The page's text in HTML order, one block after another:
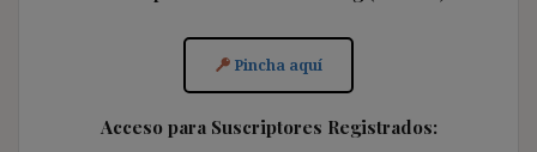
Pincha aquí
Acceso para Suscriptores Registrados: